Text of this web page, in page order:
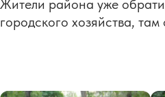
Жители района уже
городского хозяйства,